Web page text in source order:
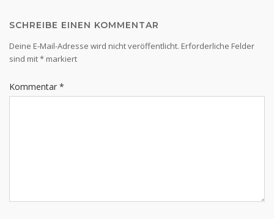
SCHREIBE EINEN KOMMENTAR
Deine E-Mail-Adresse wird nicht veröffentlicht. Erforderliche Felder
sind mit* markiert
Kommentar *